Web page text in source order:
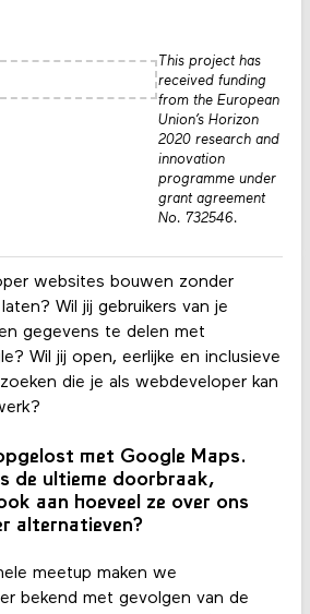
websites bouwen zonder
Wil jij gebruikers van je
gegevens te delen met
Wil jij open, eerlijke en inclusieve
die je als webdeveloper kan
met Google Maps.
de ultieme doorbraak,
aan hoeveel ze over ons
alternatieven?
meetup maken we
bekend met gevolgen van de
This project has
received funding
from the European
Union’s Horizon
2020 research and
innovation
programme under
grant agreement
No. 732546.